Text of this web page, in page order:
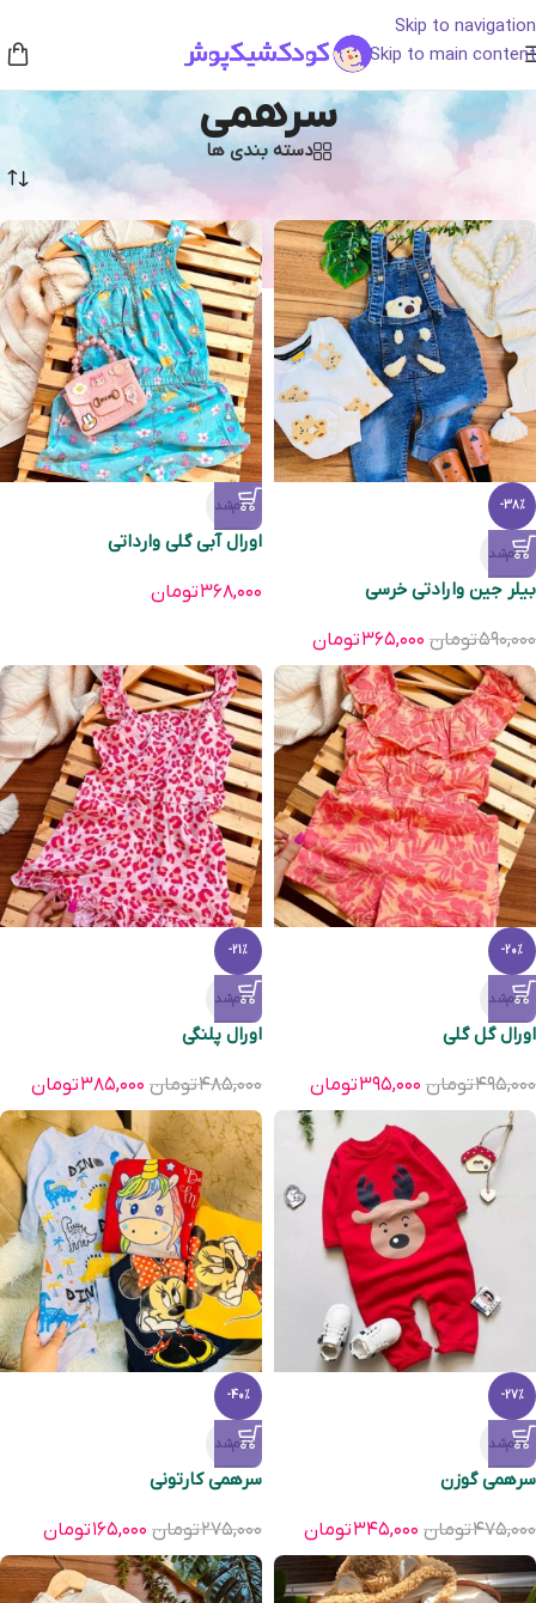
Skip to navigation
Skip to main content
سرهمی
دسته بندی ها
پوشاک
-38%
تمام‌شد
بیلر جین وارادتی خرسی
۵۹۰,۰۰۰تومان ۳۶۵,۰۰۰تومان
تمام‌شد
اورال آبی گلی وارداتی
۳۶۸,۰۰۰تومان
-20%
تمام‌شد
اورال گل گلی
۴۹۵,۰۰۰تومان ۳۹۵,۰۰۰تومان
-21%
تمام‌شد
اورال پلنگی
۴۸۵,۰۰۰تومان ۳۸۵,۰۰۰تومان
-27%
تمام‌شد
سرهمی گوزن
۴۷۵,۰۰۰تومان ۳۴۵,۰۰۰تومان
-40%
تمام‌شد
سرهمی کارتونی
۲۷۵,۰۰۰تومان ۱۶۵,۰۰۰تومان